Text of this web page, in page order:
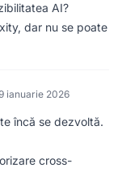
AI?
dar nu se poate
ianuarie 2026
încă se dezvoltă.
cross-